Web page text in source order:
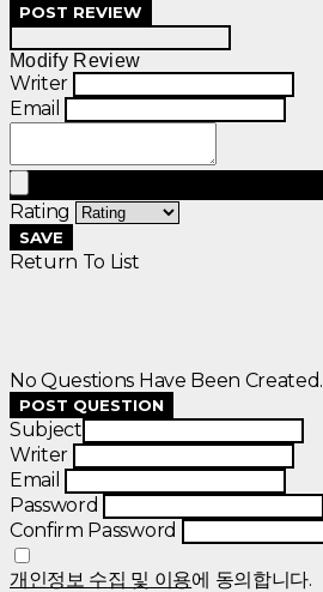
POST REVIEW
Modify Review
Writer
Email
Rating
SAVE
Return To List
No Questions Have Been Created.
POST QUESTION
Subject
Writer
Email
Password
Confirm Password
개인정보 수집 및 이용에 동의합니다.